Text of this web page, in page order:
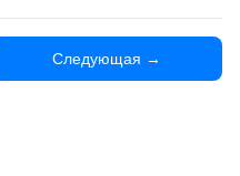
Следующая →